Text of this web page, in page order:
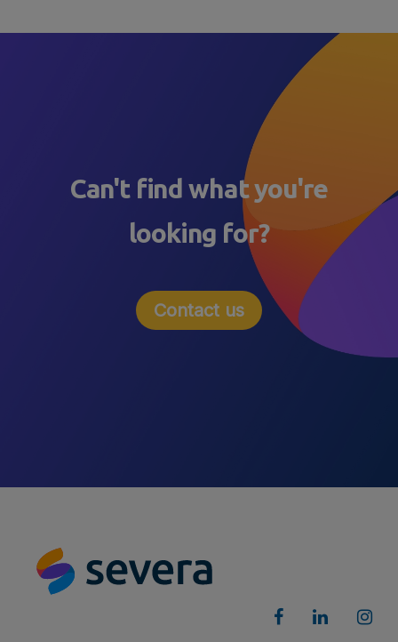
Can't find what you're
looking for?
Contact us